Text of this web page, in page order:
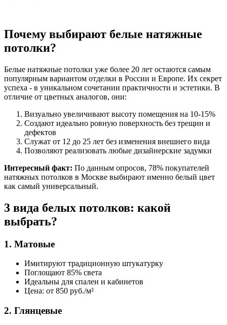
Почему выбирают белые натяжные
потолки?
Белые натяжные потолки уже более 20 лет остаются самым
популярным вариантом отделки в России и Европе. Их секрет
успеха - в уникальном сочетании практичности и эстетики. В
отличие от цветных аналогов, они:
Визуально увеличивают высоту помещения на 10-15%
Создают идеально ровную поверхность без трещин и
дефектов
Служат от 12 до 25 лет без изменения внешнего вида
Позволяют реализовать любые дизайнерские задумки
Интересный факт: По данным опросов, 78% покупателей
натяжных потолков в Москве выбирают именно белый цвет
как самый универсальный.
3 вида белых потолков: какой
выбрать?
1. Матовые
Имитируют традиционную штукатурку
Поглощают 85% света
Идеальны для спален и кабинетов
Цена: от 850 руб./м²
2. Глянцевые